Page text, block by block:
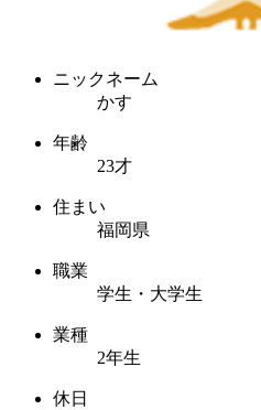
ニックネーム
かす
年齢
23才
住まい
福岡県
職業
学生・大学生
業種
2年生
休日